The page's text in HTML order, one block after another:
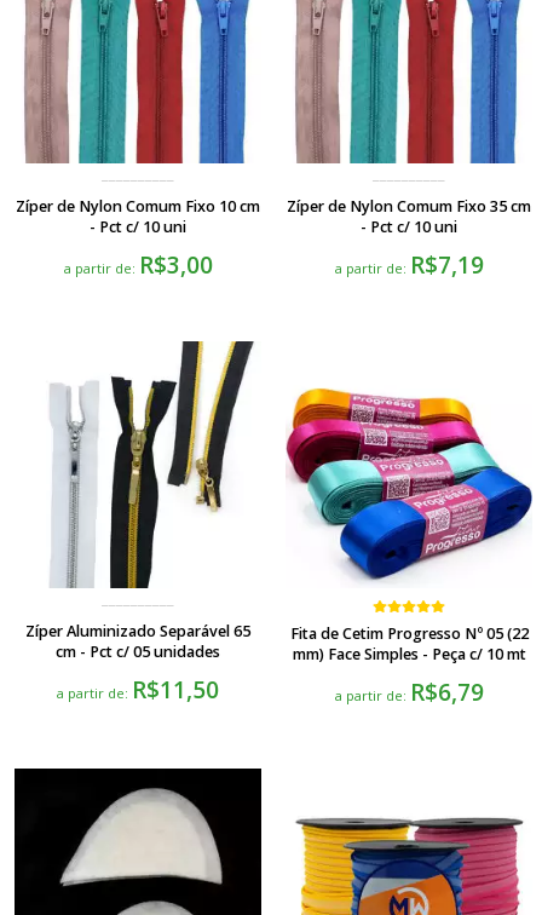
Zíper de Nylon Comum Fixo 10 cm
- Pct c/ 10 uni
a partir de: R$3,00
Zíper de Nylon Comum Fixo 35 cm
- Pct c/ 10 uni
a partir de: R$7,19
Zíper Aluminizado Separável 65
cm - Pct c/ 05 unidades
a partir de: R$11,50
Fita de Cetim Progresso Nº 05 (22
mm) Face Simples - Peça c/ 10 mt
a partir de: R$6,79